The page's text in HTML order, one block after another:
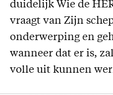
En verder
Bijbelstudieagenda
duidelijk Wie de
vraagt van Zijn
onderwerping en
wanneer dat er is,
volle uit kunnen